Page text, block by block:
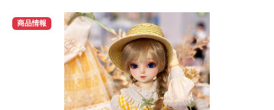
商品情報